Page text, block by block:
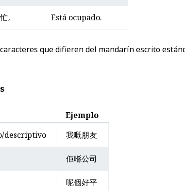
。 Está ocupado.
que difieren del mandarín escrito
Ejemplo
descriptivo 我嘅朋友
佢喺公司
呢個好平